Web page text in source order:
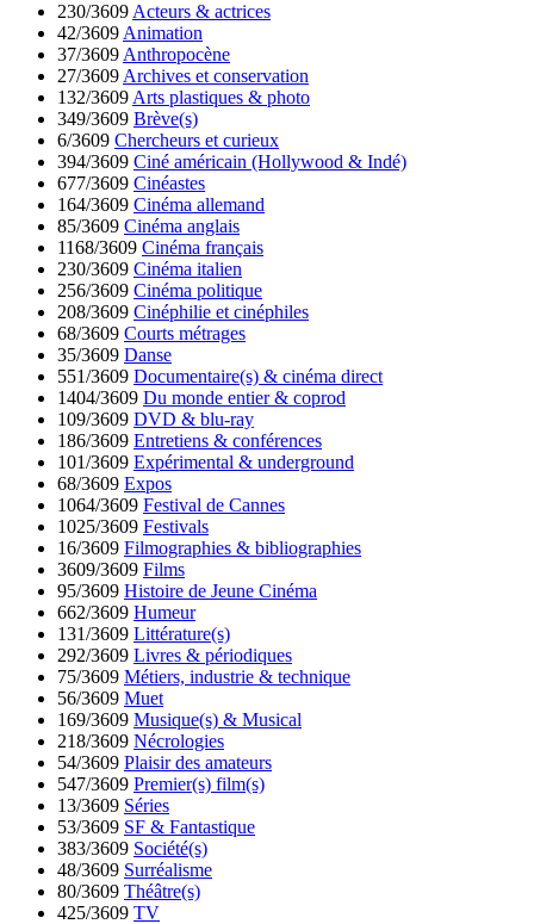
230/3609 Acteurs & actrices
42/3609 Animation
37/3609 Anthropocène
27/3609 Archives et conservation
132/3609 Arts plastiques & photo
349/3609 Brève(s)
6/3609 Chercheurs et curieux
394/3609 Ciné américain (Hollywood & Indé)
677/3609 Cinéastes
164/3609 Cinéma allemand
85/3609 Cinéma anglais
1168/3609 Cinéma français
230/3609 Cinéma italien
256/3609 Cinéma politique
208/3609 Cinéphilie et cinéphiles
68/3609 Courts métrages
35/3609 Danse
551/3609 Documentaire(s) & cinéma direct
1404/3609 Du monde entier & coprod
109/3609 DVD & blu-ray
186/3609 Entretiens & conférences
101/3609 Expérimental & underground
68/3609 Expos
1064/3609 Festival de Cannes
1025/3609 Festivals
16/3609 Filmographies & bibliographies
3609/3609 Films
95/3609 Histoire de Jeune Cinéma
662/3609 Humeur
131/3609 Littérature(s)
292/3609 Livres & périodiques
75/3609 Métiers, industrie & technique
56/3609 Muet
169/3609 Musique(s) & Musical
218/3609 Nécrologies
54/3609 Plaisir des amateurs
547/3609 Premier(s) film(s)
13/3609 Séries
53/3609 SF & Fantastique
383/3609 Société(s)
48/3609 Surréalisme
80/3609 Théâtre(s)
425/3609 TV